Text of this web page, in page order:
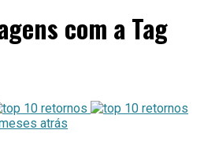
com a Tag
atrás